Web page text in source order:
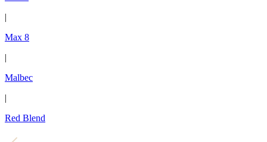
|
Max 8
|
Malbec
|
Red Blend